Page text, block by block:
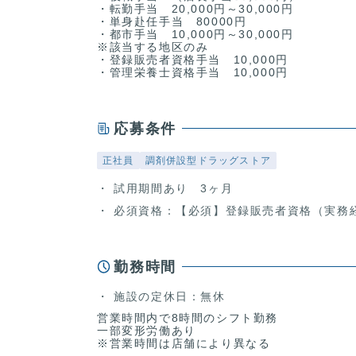
・転勤手当 20,000円～30,000円
・単身赴任手当 80000円
・都市手当 10,000円～30,000円
※該当する地区のみ
・登録販売者資格手当 10,000円
・管理栄養士資格手当 10,000円
応募条件
正社員 調剤併設型ドラッグストア
試用期間あり 3ヶ月
必須資格：【必須】登録販売者資格（実務
勤務時間
施設の定休日：無休
営業時間内で8時間のシフト勤務
一部変形労働あり
※営業時間は店舗により異なる